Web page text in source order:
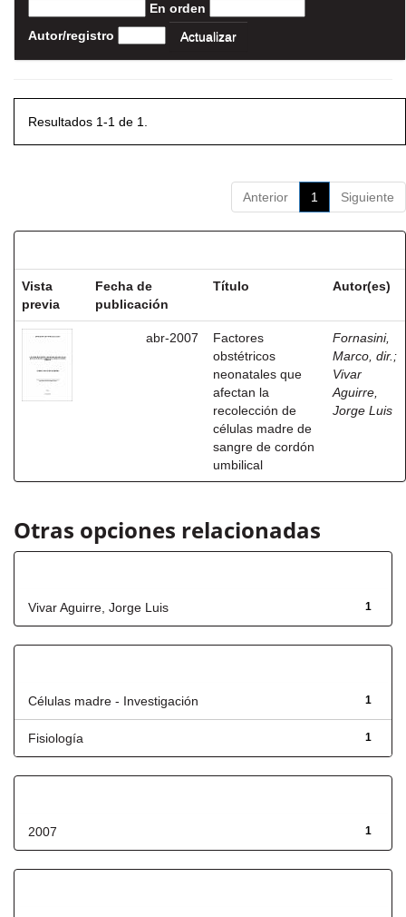
En orden
Autor/registro
Resultados 1-1 de 1.
Anterior 1 Siguiente
Vista
previa
Fecha de
publicación
Título Autor(es)
abr-2007
Factores
obstétricos
neonatales que
afectan la
recolección de
células madre de
sangre de cordón
umbilical
Fornasini,
Marco, dir. ;
Vivar
Aguirre,
Jorge Luis
Otras opciones relacionadas
1
Vivar Aguirre, Jorge Luis
1
Células madre - Investigación
1
Fisiología
1
2007